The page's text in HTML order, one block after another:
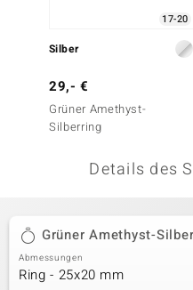
BY DE MELO
17-20
Silber
29,- €
Grüner Amethyst-
Silberring
Details des
Grüner Amethyst-
Abmessungen
Ring - 25x20 mm